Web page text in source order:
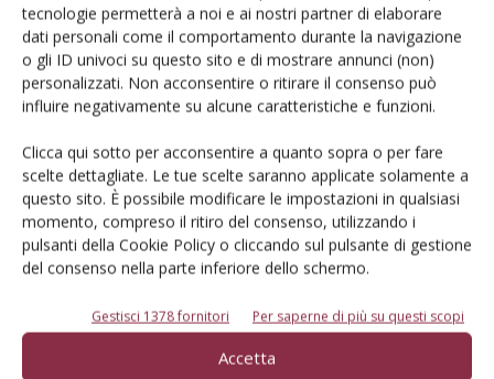
tecnologie permetterà a noi e ai nostri partner di elaborare
dati personali come il comportamento durante la navigazione
o gli ID univoci su questo sito e di mostrare annunci (non)
personalizzati. Non acconsentire o ritirare il consenso può
influire negativamente su alcune caratteristiche e funzioni.
Clicca qui sotto per acconsentire a quanto sopra o per fare
scelte dettagliate. Le tue scelte saranno applicate solamente a
questo sito. È possibile modificare le impostazioni in qualsiasi
momento, compreso il ritiro del consenso, utilizzando i
pulsanti della Cookie Policy o cliccando sul pulsante di gestione
del consenso nella parte inferiore dello schermo.
Gestisci 1378 fornitori Per saperne di più su questi scopi
Accetta
che non può diventare un alibi
Realisticamente, serviranno almeno dieci anni prima che le Tea
possano incidere in modo evidente sull’attività quotidiana del
produttore. Per questo non possono diventare un alibi per
eliminare oggi molecole e strumenti di difesa senza che siano già
importante, ma non la carta che da sola farà vincere la partita
Di Davide Vernocchi, presidente Apo Conerpo -
ECONOMIA E POLITICA 17 Luglio 2026
Imballaggi: si parte col Ppwr
Cosa cambia per packaging, produttori e filiera ortofrutticola a
partire dal 12 agosto. Intervista a un'esperta della nuova